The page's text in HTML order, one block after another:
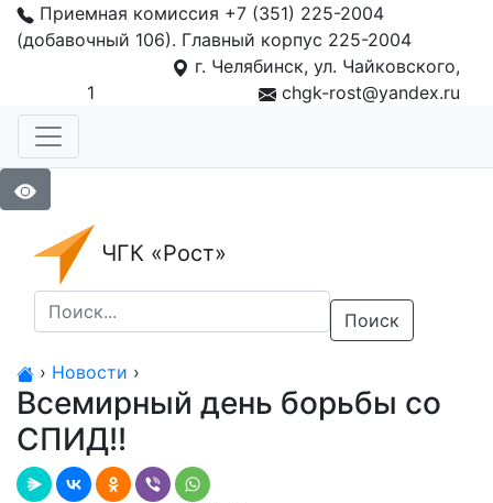
Приемная комиссия +7 (351) 225-2004
(добавочный 106). Главный корпус 225-2004
г. Челябинск, ул. Чайковского,
1
chgk-rost@yandex.ru
ЧГК «Рост»
Поиск
› Новости ›
Всемирный день борьбы со
СПИД!!